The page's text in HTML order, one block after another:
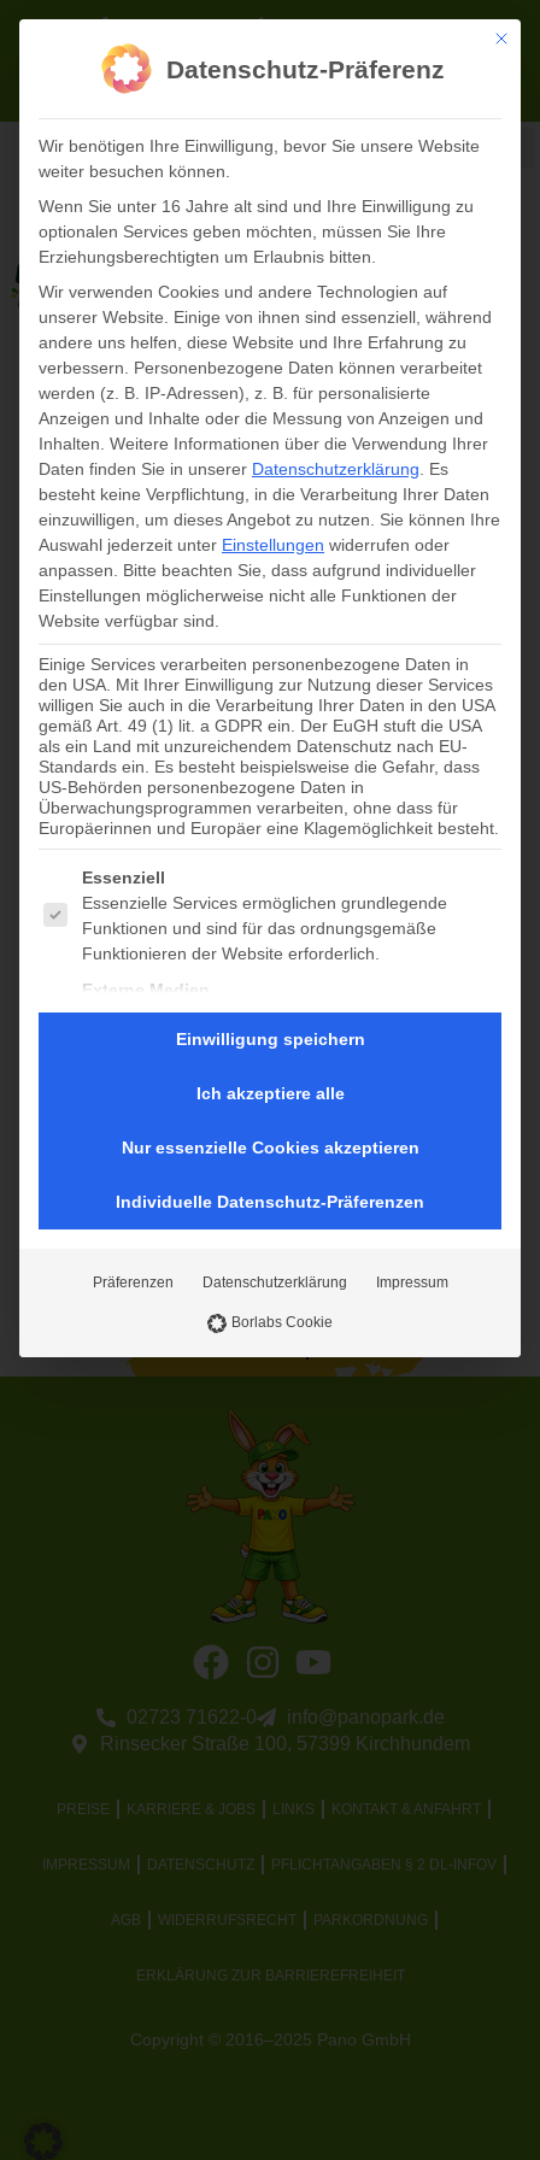
02723 71622-0 info@panopark.de
« Alle Veranstaltungen
geschlossen
September 8
Zum Kalender hinzufügen
DETAILS
Datum:
September 8
Veranstaltungskategorie:
geschlossen
geschlossen
VKK-Tickets online kaufen und
02723 71622-0
info@panopark.de
Rinsecker Straße 100, 57399 Kirchhundem
PREISE KARRIERE & JOBS LINKS KONTAKT & ANFAHRT
IMPRESSUM DATENSCHUTZ PFLICHTANGABEN § 2 DL-INFOV
AGB WIDERRUFSRECHT PARKORDNUNG
ERKLÄRUNG ZUR BARRIEREFREIHEIT
Copyright © 2016–2025 Pano GmbH
Mit
Datenschutz-Präferenz
Wir benötigen Ihre Einwilligung, bevor Sie unsere Website
weiter besuchen können.
Wenn Sie unter 16 Jahre alt sind und Ihre Einwilligung zu
optionalen Services geben möchten, müssen Sie Ihre
Erziehungsberechtigten um Erlaubnis bitten.
Wir verwenden Cookies und andere Technologien auf
unserer Website. Einige von ihnen sind essenziell, während
andere uns helfen, diese Website und Ihre Erfahrung zu
verbessern.
Personenbezogene Daten können verarbeitet
werden (z. B. IP-Adressen), z. B. für personalisierte
Anzeigen und Inhalte oder die Messung von Anzeigen und
Inhalten. Weitere Informationen über die Verwendung Ihrer
Daten finden Sie in unserer Datenschutzerklärung
Es
besteht keine Verpflichtung, in die Verarbeitung Ihrer Daten
einzuwilligen, um dieses Angebot zu nutzen.
Sie können Ihre
Auswahl jederzeit unter Einstellungen widerrufen oder
anpassen.
Bitte beachten Sie, dass aufgrund individueller
Einstellungen möglicherweise nicht alle Funktionen der
Website verfügbar sind.
Einige Services verarbeiten personenbezogene Daten in
den USA. Mit Ihrer Einwilligung zur Nutzung dieser Services
willigen Sie auch in die Verarbeitung Ihrer Daten in den USA
gemäß Art. 49 (1) lit. a GDPR ein. Der EuGH stuft die USA
als ein Land mit unzureichendem Datenschutz nach EU-
Standards ein. Es besteht beispielsweise die Gefahr, dass
US-Behörden personenbezogene Daten in
Überwachungsprogrammen verarbeiten, ohne dass für
Europäerinnen und Europäer eine Klagemöglichkeit besteht.
Es folgt eine Liste der Service-Gruppen, für die eine
Essenziell
Essenzielle Services ermöglichen grundlegende
Funktionen und sind für das ordnungsgemäße
Funktionieren der Website erforderlich.
Externe Medien
Inhalte von Videoplattformen und Social-Media-
Plattformen werden standardmäßig blockiert. Wenn
auf diese Inhalte keine manuelle Einwilligung mehr
Einwilligung speichern
Ich akzeptiere alle
Nur essenzielle Cookies akzeptieren
Individuelle Datenschutz-Präferenzen
Präferenzen Datenschutzerklärung Impressum
Borlabs Cookie